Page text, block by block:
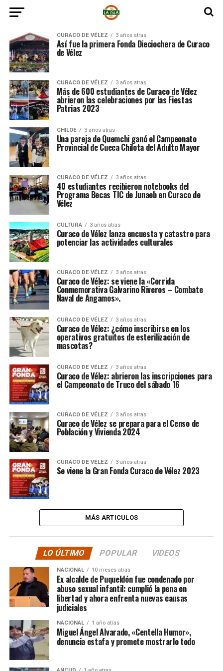
CURACO DE VÉLEZ 3 años atras
Así fue la primera Fonda Dieciochera de Curaco
de Vélez
CURACO DE VÉLEZ 3 años atras
Más de 600 estudiantes de Curaco de Vélez
abrieron las celebraciones por las Fiestas
Patrias 2023
CHILOE 3 años atras
Una pareja de Quemchi ganó el Campeonato
Provincial de Cueca Chilota del Adulto Mayor
CURACO DE VÉLEZ 3 años atras
40 estudiantes recibieron notebooks del
Programa Becas TIC de Junaeb en Curaco de
Vélez
CULTURA 3 años atras
Curaco de Vélez lanza encuesta y catastro para
potenciar las actividades culturales
CURACO DE VÉLEZ 3 años atras
Curaco de Vélez: se viene la «Corrida
Conmemorativa Galvarino Riveros – Combate
Naval de Angamos».
CURACO DE VÉLEZ 3 años atras
Curaco de Vélez: ¿cómo inscribirse en los
operativos gratuitos de esterilización de
mascotas?
CURACO DE VÉLEZ 3 años atras
Curaco de Vélez: abrieron las inscripciones para
el Campeonato de Truco del sábado 16
CURACO DE VÉLEZ 3 años atras
Curaco de Vélez se prepara para el Censo de
Población y Vivienda 2024
CURACO DE VÉLEZ 3 años atras
Se viene la Gran Fonda Curaco de Vélez 2023
MÁS ARTICULOS
LO ÚLTIMO POPULAR VIDEOS
NACIONAL 10 meses atras
Ex alcalde de Puqueldón fue condenado por
abuso sexual infantil: cumplió la pena en
libertad y ahora enfrenta nuevas causas
judiciales
NACIONAL 1 año atras
Miguel Ángel Alvarado, «Centella Humor»,
denuncia estafa y promete mostrarlo todo